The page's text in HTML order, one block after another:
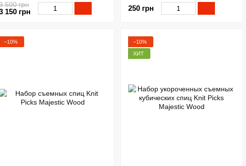
500 грн
150 грн 250 грн
−10%
−10%
ХИТ